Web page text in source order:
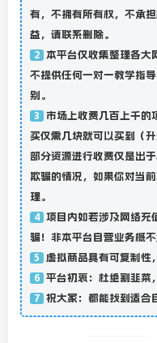
有，不拥有所有权，不承
益，请联系删除。
2 本平台仅收集整理各大
不提供任何一对一教学指
别。
3 市场上收费几百上千的
买仅需几块就可以买到（
部分资源进行收费仅是出
欺骗的情况，如果你对当
理。
4 项目内如若涉及网络充
骗！非本平台自营业务概不
5 虚拟商品具有可复制性
6 平台初衷：杜绝割韭菜
7 祝大家：都能找到适合